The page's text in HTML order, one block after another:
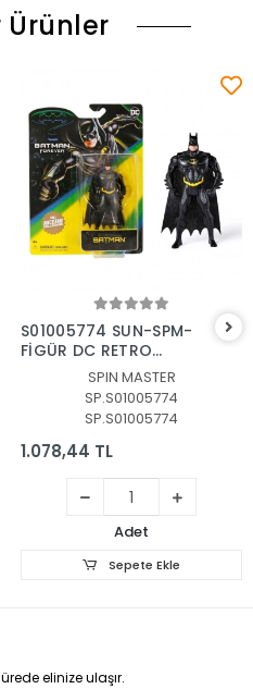
Ürünler
S01005774 SUN-SPM-
FİGÜR DC RETRO
COLLECTION DC 4A
KRTL EXC
SPIN MASTER
SP.S01005774
SP.S01005774
1.078,44 TL
Adet
Sepete Ekle
elinize ulaşır.